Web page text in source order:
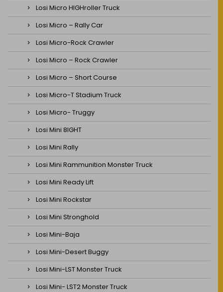
Losi Micro HIGHroller Truck
Losi Micro – Rally Car
Losi Micro-Rock Crawler
Losi Micro – Rock Crawler
Losi Micro – Short Course
Losi Micro-T Stadium Truck
Losi Micro- Truggy
Losi Mini 8IGHT
Losi Mini Rally
Losi Mini Rammunition Monster Truck
Losi Mini Ready Lift
Losi Mini Rockstar
Losi Mini Stronghold
Losi Mini-Baja
Losi Mini-Desert Buggy
Losi Mini-LST Monster Truck
Losi Mini- LST2 Monster Truck